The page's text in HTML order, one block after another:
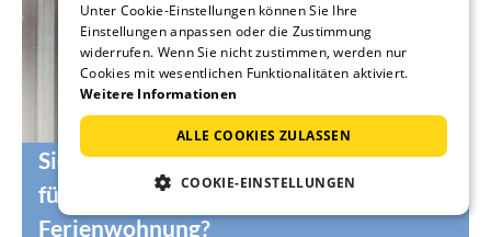
Sie suchen noch die passenden Urlauber
für Ihr Ferienhaus oder Ihre
Ferienwohnung?
Unter Cookie-Einstellungen können Sie Ihre
Einstellungen anpassen oder die Zustimmung
widerrufen. Wenn Sie nicht zustimmen, werden nur
Cookies mit wesentlichen Funktionalitäten aktiviert.
Weitere Informationen
ALLE COOKIES ZULASSEN
COOKIE-EINSTELLUNGEN